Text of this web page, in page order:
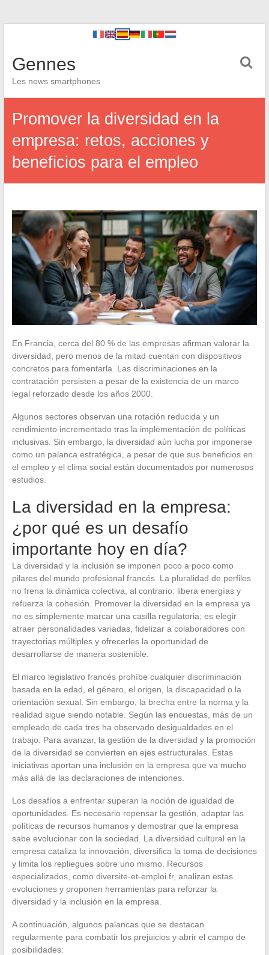
Gennes
Les news smartphones
Promover la diversidad en la
empresa: retos, acciones y
beneficios para el empleo
En Francia, cerca del 80 % de las empresas afirman valorar la
diversidad, pero menos de la mitad cuentan con dispositivos
concretos para fomentarla. Las discriminaciones en la
contratación persisten a pesar de la existencia de un marco
legal reforzado desde los años 2000.
Algunos sectores observan una rotación reducida y un
rendimiento incrementado tras la implementación de políticas
inclusivas. Sin embargo, la diversidad aún lucha por imponerse
como un palanca estratégica, a pesar de que sus beneficios en
el empleo y el clima social están documentados por numerosos
estudios.
La diversidad en la empresa:
¿por qué es un desafío
importante hoy en día?
La diversidad y la inclusión se imponen poco a poco como
pilares del mundo profesional francés. La pluralidad de perfiles
no frena la dinámica colectiva, al contrario: libera energías y
refuerza la cohesión. Promover la diversidad en la empresa ya
no es simplemente marcar una casilla regulatoria; es elegir
atraer personalidades variadas, fidelizar a colaboradores con
trayectorias múltiples y ofrecerles la oportunidad de
desarrollarse de manera sostenible.
El marco legislativo francés prohíbe cualquier discriminación
basada en la edad, el género, el origen, la discapacidad o la
orientación sexual. Sin embargo, la brecha entre la norma y la
realidad sigue siendo notable. Según las encuestas, más de un
empleado de cada tres ha observado desigualdades en el
trabajo. Para avanzar, la gestión de la diversidad y la promoción
de la diversidad se convierten en ejes estructurales. Estas
iniciativas aportan una inclusión en la empresa que va mucho
más allá de las declaraciones de intenciones.
Los desafíos a enfrentar superan la noción de igualdad de
oportunidades. Es necesario repensar la gestión, adaptar las
políticas de recursos humanos y demostrar que la empresa
sabe evolucionar con la sociedad. La diversidad cultural en la
empresa cataliza la innovación, diversifica la toma de decisiones
y limita los repliegues sobre uno mismo. Recursos
especializados, como diversite-et-emploi.fr, analizan estas
evoluciones y proponen herramientas para reforzar la
diversidad y la inclusión en la empresa.
A continuación, algunos palancas que se destacan
regularmente para combatir los prejuicios y abrir el campo de
posibilidades: